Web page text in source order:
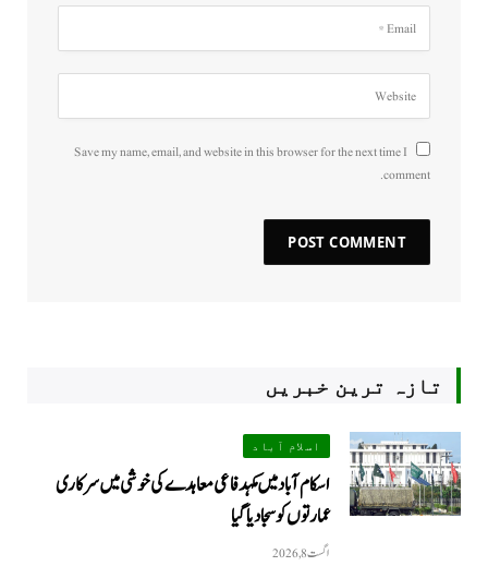
Save my name, email, and website in this browser for the next time I
comment.
تازہ ترین خبریں
اسلام آباد
اسکام آباد میں مکہدفاعی معاہدے کی خوشی میں سرکاری
عمارتوں کو سجا دیا گیا
اگست 8, 2026